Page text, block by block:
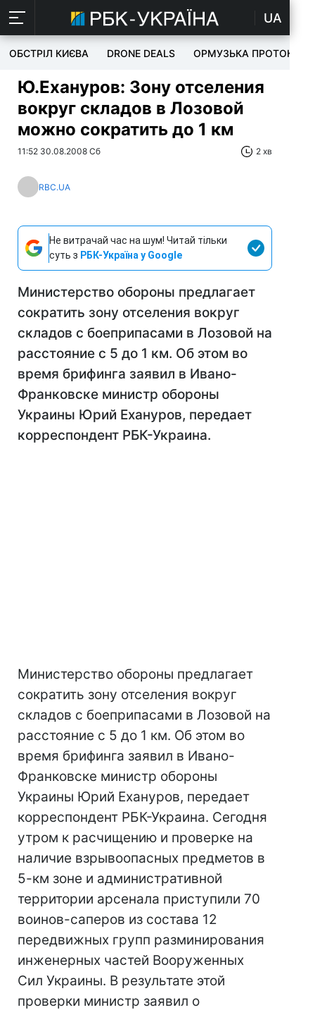
UA
ОБСТРІЛ КИЄВА DRONE DEALS ОРМУЗЬКА ПРОТОКА
Ю.Ехануров: Зону отселения
вокруг складов в Лозовой
можно сократить до 1 км
11:52 30.08.2008 Сб 2 хв
RBC.UA
Не витрачай час на шум! Читай тільки
суть з РБК-Україна у Google
Министерство обороны предлагает
сократить зону отселения вокруг
складов с боеприпасами в Лозовой на
расстояние с 5 до 1 км. Об этом во
время брифинга заявил в Ивано-
Франковске министр обороны
Украины Юрий Ехануров, передает
корреспондент РБК-Украина.
Министерство обороны предлагает
сократить зону отселения вокруг
складов с боеприпасами в Лозовой на
расстояние с 5 до 1 км. Об этом во
время брифинга заявил в Ивано-
Франковске министр обороны
Украины Юрий Ехануров, передает
корреспондент РБК-Украина. Сегодня
утром к расчищению и проверке на
наличие взрывоопасных предметов в
5-км зоне и административной
территории арсенала приступили 70
воинов-саперов из состава 12
передвижных групп разминирования
инженерных частей Вооруженных
Сил Украины. В результате этой
проверки министр заявил о